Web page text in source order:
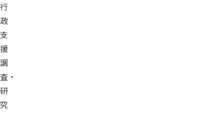
行
政
支
援
調
査・
研
究